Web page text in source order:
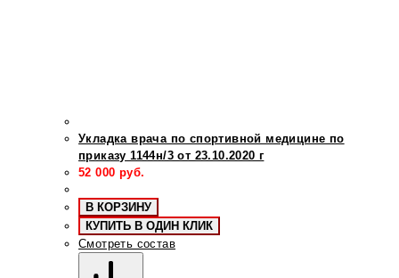
Укладка врача по спортивной медицине по
приказу 1144н/3 от 23.10.2020 г
52 000 руб.
В КОРЗИНУ
КУПИТЬ В ОДИН КЛИК
Смотреть состав